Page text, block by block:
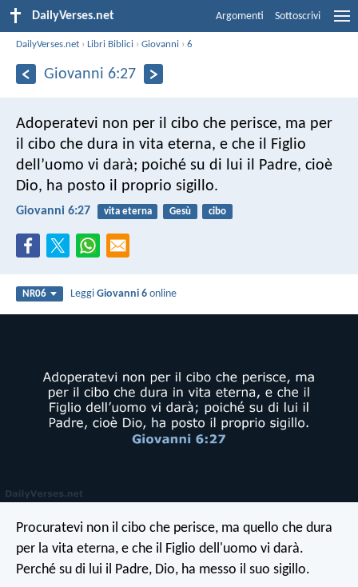
DailyVerses.net Argomenti Sottoscrivi
DailyVerses.net ›Libri Biblici ›Giovanni ›6
Giovanni 6:27
Adoperatevi non per il cibo che perisce, ma per
il cibo che dura in vita eterna, e che il Figlio
dell’uomo vi darà; poiché su di lui il Padre, cioè
Dio, ha posto il proprio sigillo.
Giovanni 6:27 vita eterna Gesù cibo
NR06 LeggiGiovanni 6 online
Procuratevi non il cibo che perisce, ma quello che dura
per la vita eterna, e che il Figlio dell'uomo vi darà.
Perché su di lui il Padre, Dio, ha messo il suo sigillo.